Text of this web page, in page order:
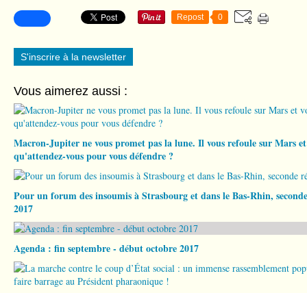
Repost 0
S'inscrire à la newsletter
Vous aimerez aussi :
Macron-Jupiter ne vous promet pas la lune. Il vous refoule sur Mars
qu'attendez-vous pour vous défendre ?
Pour un forum des insoumis à Strasbourg et dans le Bas-Rhin,
2017
Agenda : fin septembre - début octobre 2017